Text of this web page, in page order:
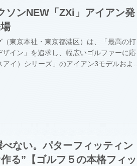
ソンNEW「ZXi」アイアン発
東京本社・東京都港区）は、「最高の打
イン」を追求し、幅広いゴルファーに応
イ）シリーズ」のアイアン3モデルおよび
発売すると発表した。
ない。パターフィッティン
る”【ゴルフ５の本格フィッ